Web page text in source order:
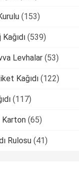
(153)
(539)
Levhalar (53)
Kağıdı (122)
(117)
Karton (65)
Rulosu (41)